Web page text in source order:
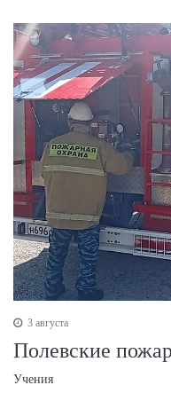
3 августа
Полевские
Учения